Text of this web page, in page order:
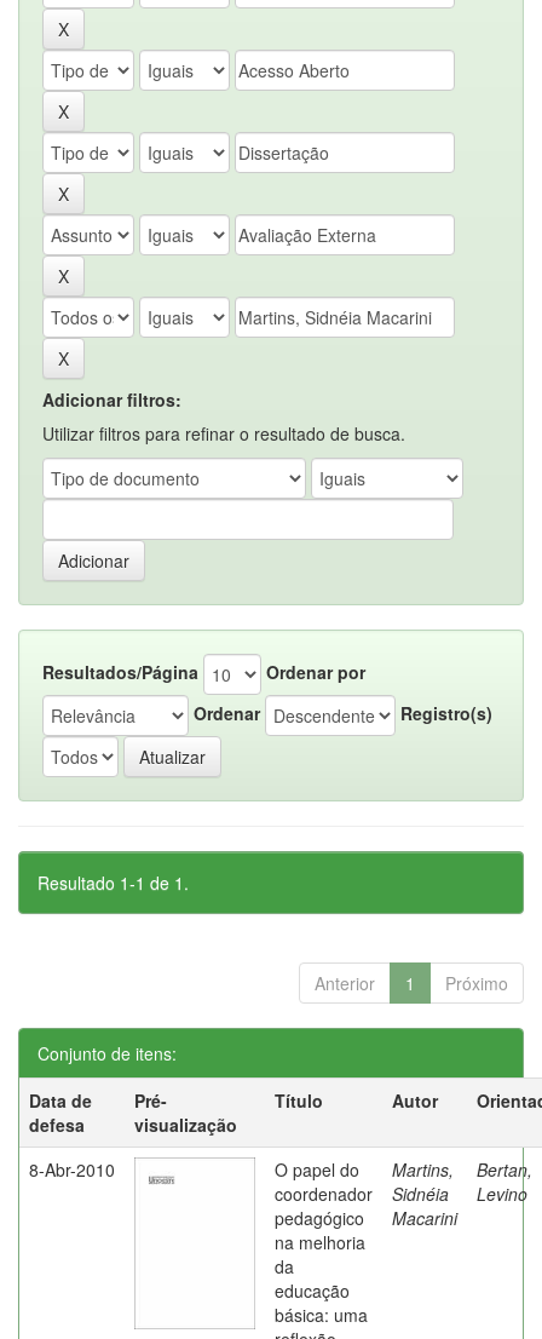
Adicionar filtros:
Utilizar filtros para refinar o resultado de busca.
Resultados/Página
Ordenar por
Ordenar
Registro(s)
Resultado 1-1 de 1.
Anterior 1 Próximo
Conjunto de itens:
Data de
defesa
Pré-
visualização
Título Autor
8-Abr-2010
O papel do
coordenador
pedagógico
na melhoria
da
educação
básica: uma
Martins,
Sidnéia
Macarini
Bertan,
Levino